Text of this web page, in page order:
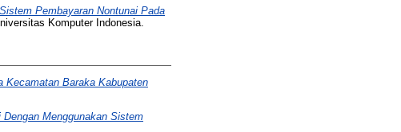
Pembayaran Nontunai Pada
Komputer Indonesia.
Kecamatan Baraka Kabupaten
Menggunakan Sistem